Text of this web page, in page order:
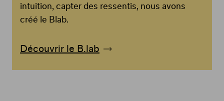
intuition, capter des ressentis, nous avons
créé le Blab.
Découvrir le B.lab